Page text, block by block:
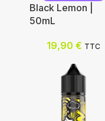
Black Lemon |
50mL
19,90 € TTC